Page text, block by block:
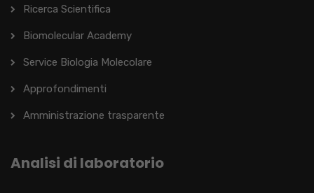
Ricerca Scientifica
Biomolecular Academy
Service Biologia Molecolare
Approfondimenti
Amministrazione trasparente
Analisi di laboratorio